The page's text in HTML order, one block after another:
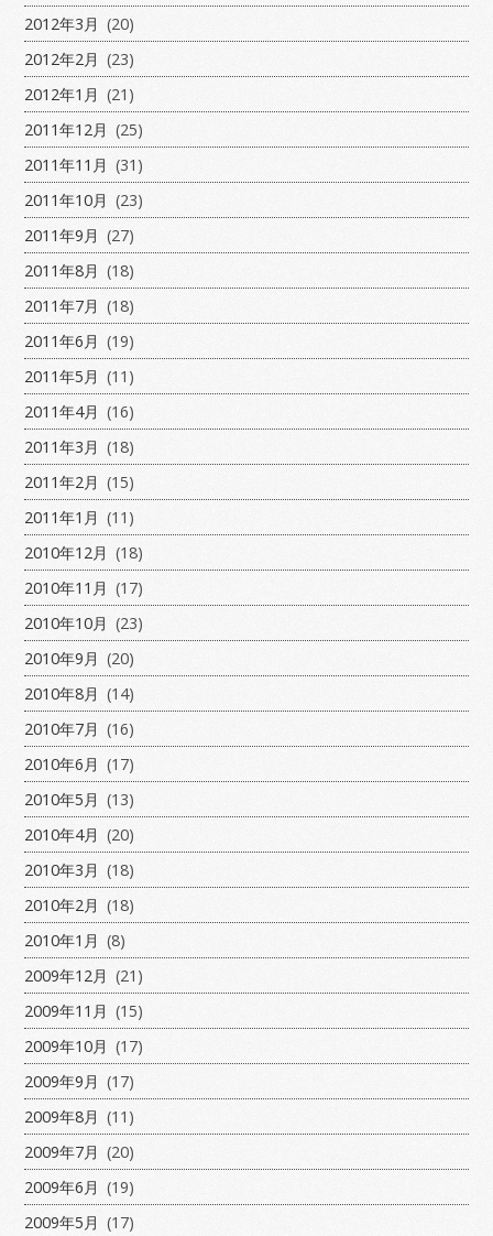
2012年3月 (20)
2012年2月 (23)
2012年1月 (21)
2011年12月 (25)
2011年11月 (31)
2011年10月 (23)
2011年9月 (27)
2011年8月 (18)
2011年7月 (18)
2011年6月 (19)
2011年5月 (11)
2011年4月 (16)
2011年3月 (18)
2011年2月 (15)
2011年1月 (11)
2010年12月 (18)
2010年11月 (17)
2010年10月 (23)
2010年9月 (20)
2010年8月 (14)
2010年7月 (16)
2010年6月 (17)
2010年5月 (13)
2010年4月 (20)
2010年3月 (18)
2010年2月 (18)
2010年1月 (8)
2009年12月 (21)
2009年11月 (15)
2009年10月 (17)
2009年9月 (17)
2009年8月 (11)
2009年7月 (20)
2009年6月 (19)
2009年5月 (17)